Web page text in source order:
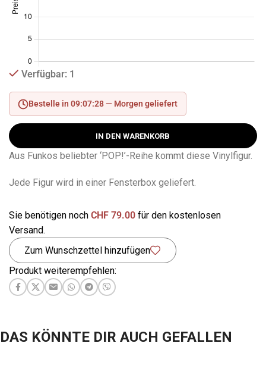
Verfügbar: 1
Bestelle in 09:07:28 — Morgen geliefert
IN DEN WARENKORB
Aus Funkos beliebter ‘POP!’-Reihe kommt diese Vinylfigur.
Jede Figur wird in einer Fensterbox geliefert.
Sie benötigen noch CHF 79.00 für den kostenlosen
Versand.
Zum Wunschzettel hinzufügen
Produkt weiterempfehlen:
DAS KÖNNTE DIR AUCH GEFALLEN